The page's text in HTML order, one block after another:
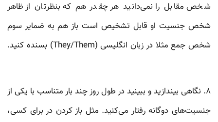
شخص مقابل را نمی‌دانید هر چقدر هم که بنظرتان از ظاهر
شخص جنسیت او قابل تشخیص است باز هم به ضمایر سوم
شخص جمع مثلا در زبان انگلیسی (They/Them) بسنده کنید.
۸. نگاهی بیندازید و ببینید در طول روز چند بار متناسب با یکی از
جنسیت‌های دوگانه رفتار می‌کنید. مثل باز کردن در برای کسی،